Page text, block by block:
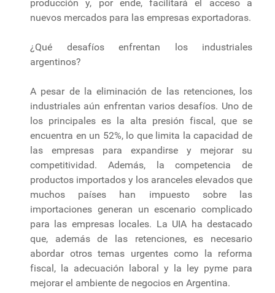
producción y, por ende, facilitará el acceso a
nuevos mercados para las empresas exportadoras.
¿Qué desafíos enfrentan los industriales
argentinos?
A pesar de la eliminación de las retenciones, los
industriales aún enfrentan varios desafíos. Uno de
los principales es la alta presión fiscal, que se
encuentra en un 52%, lo que limita la capacidad de
las empresas para expandirse y mejorar su
competitividad. Además, la competencia de
productos importados y los aranceles elevados que
muchos países han impuesto sobre las
importaciones generan un escenario complicado
para las empresas locales. La UIA ha destacado
que, además de las retenciones, es necesario
abordar otros temas urgentes como la reforma
fiscal, la adecuación laboral y la ley pyme para
mejorar el ambiente de negocios en Argentina.